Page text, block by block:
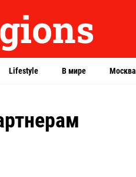
Lifestyle В мире Москва